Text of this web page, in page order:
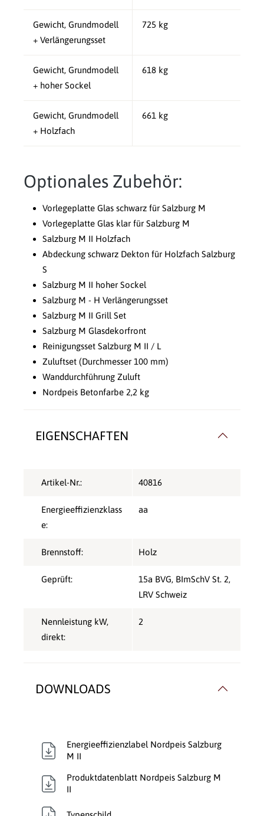
Gewicht, Grundmodell
+ Verlängerungsset
725 kg
Gewicht, Grundmodell
+ hoher Sockel
618 kg
Gewicht, Grundmodell
+ Holzfach
661 kg
Optionales Zubehör:
Vorlegeplatte Glas schwarz für Salzburg M
Vorlegeplatte Glas klar für Salzburg M
Salzburg M II Holzfach
Abdeckung schwarz Dekton für Holzfach Salzburg
S
Salzburg M II hoher Sockel
Salzburg M - H Verlängerungsset
Salzburg M II Grill Set
Salzburg M Glasdekorfront
Reinigungsset Salzburg M II / L
Zuluftset (Durchmesser 100 mm)
Wanddurchführung Zuluft
Nordpeis Betonfarbe 2,2 kg
EIGENSCHAFTEN
Artikel-Nr.: 40816
Energieeffizienzklass
e:
aa
Brennstoff: Holz
Geprüft: 15a BVG, BImSchV St. 2,
LRV Schweiz
Nennleistung kW,
direkt:
2
DOWNLOADS
Energieeffizienzlabel Nordpeis Salzburg
M II
Produktdatenblatt Nordpeis Salzburg M
II